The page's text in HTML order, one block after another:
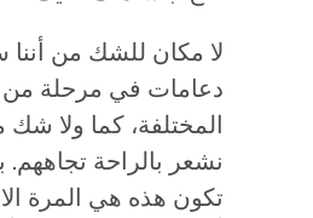
لا مكان للشك من أننا
دعامات في مرحلة من
المختلفة، كما ولا شك
نشعر بالراحة تجاههم.
تكون هذه هي المرة